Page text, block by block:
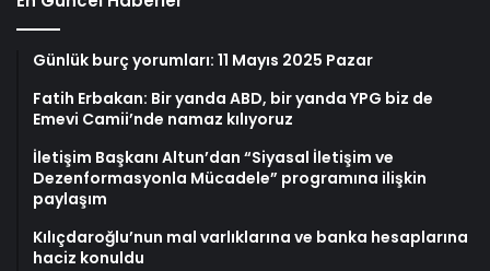
Günlük burç yorumları: 11 Mayıs 2025 Pazar
Fatih Erbakan: Bir yanda ABD, bir yanda YPG biz de
Emevi Camii’nde namaz kılıyoruz
İletişim Başkanı Altun’dan “Siyasal İletişim ve
Dezenformasyonla Mücadele” programına ilişkin
paylaşım
Kılıçdaroğlu’nun mal varlıklarına ve banka hesaplarına
haciz konuldu